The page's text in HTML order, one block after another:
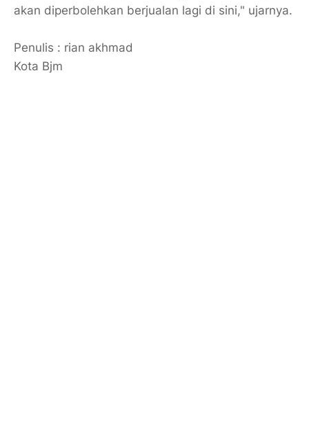
akan diperbolehkan berjualan lagi di sini," ujarnya.
Penulis : rian akhmad
Kota Bjm